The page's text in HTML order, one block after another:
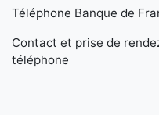
Téléphone Banque de
Contact et prise de
téléphone